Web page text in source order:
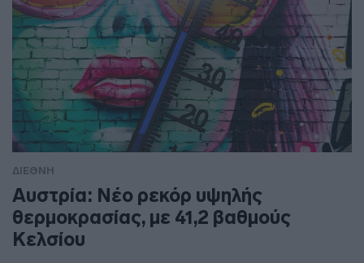
ΔΙΕΘΝΗ
Αυστρία: Νέο ρεκόρ υψηλής
θερμοκρασίας, με 41,2 βαθμούς
Κελσίου